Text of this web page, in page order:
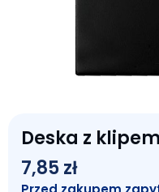
Deska z
7,85 zł